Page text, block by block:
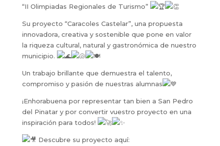
“II Olimpiadas Regionales de Turismo”
Su proyecto “Caracoles Castelar”, una propuesta
innovadora, creativa y sostenible que pone en valor
la riqueza cultural, natural y gastronómica de nuestro
municipio.
Un trabajo brillante que demuestra el talento,
compromiso y pasión de nuestras alumnas
¡Enhorabuena por representar tan bien a San Pedro
del Pinatar y por convertir vuestro proyecto en una
inspiración para todos!
Descubre su proyecto aquí: